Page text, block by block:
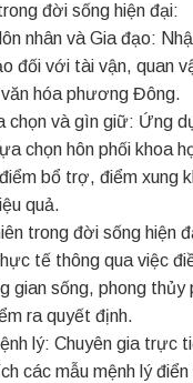
đời sống hiện đại:
nhân và Gia đạo:
đối với tài vận, quan
hóa phương Đông.
chọn và gìn giữ: Ứng
chọn hôn phối khoa
bổ trợ, điểm xung
quả.
trong đời sống hiện
tế thông qua việc
gian sống, phong thủy
ra quyết định.
lý: Chuyên gia trực
các mẫu mệnh lý